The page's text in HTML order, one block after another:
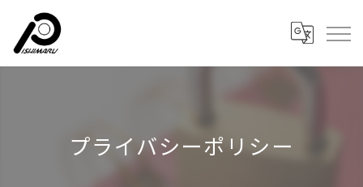
プライバシーポリシー